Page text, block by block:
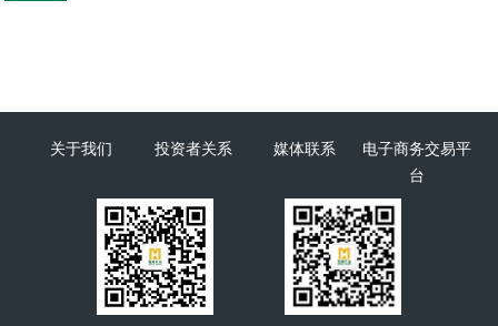
关于我们 投资者关系 媒体联系
电子商务交易平
台